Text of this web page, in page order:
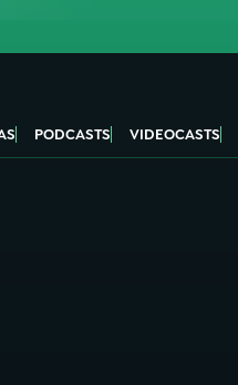
PODCASTS VIDEOCASTS